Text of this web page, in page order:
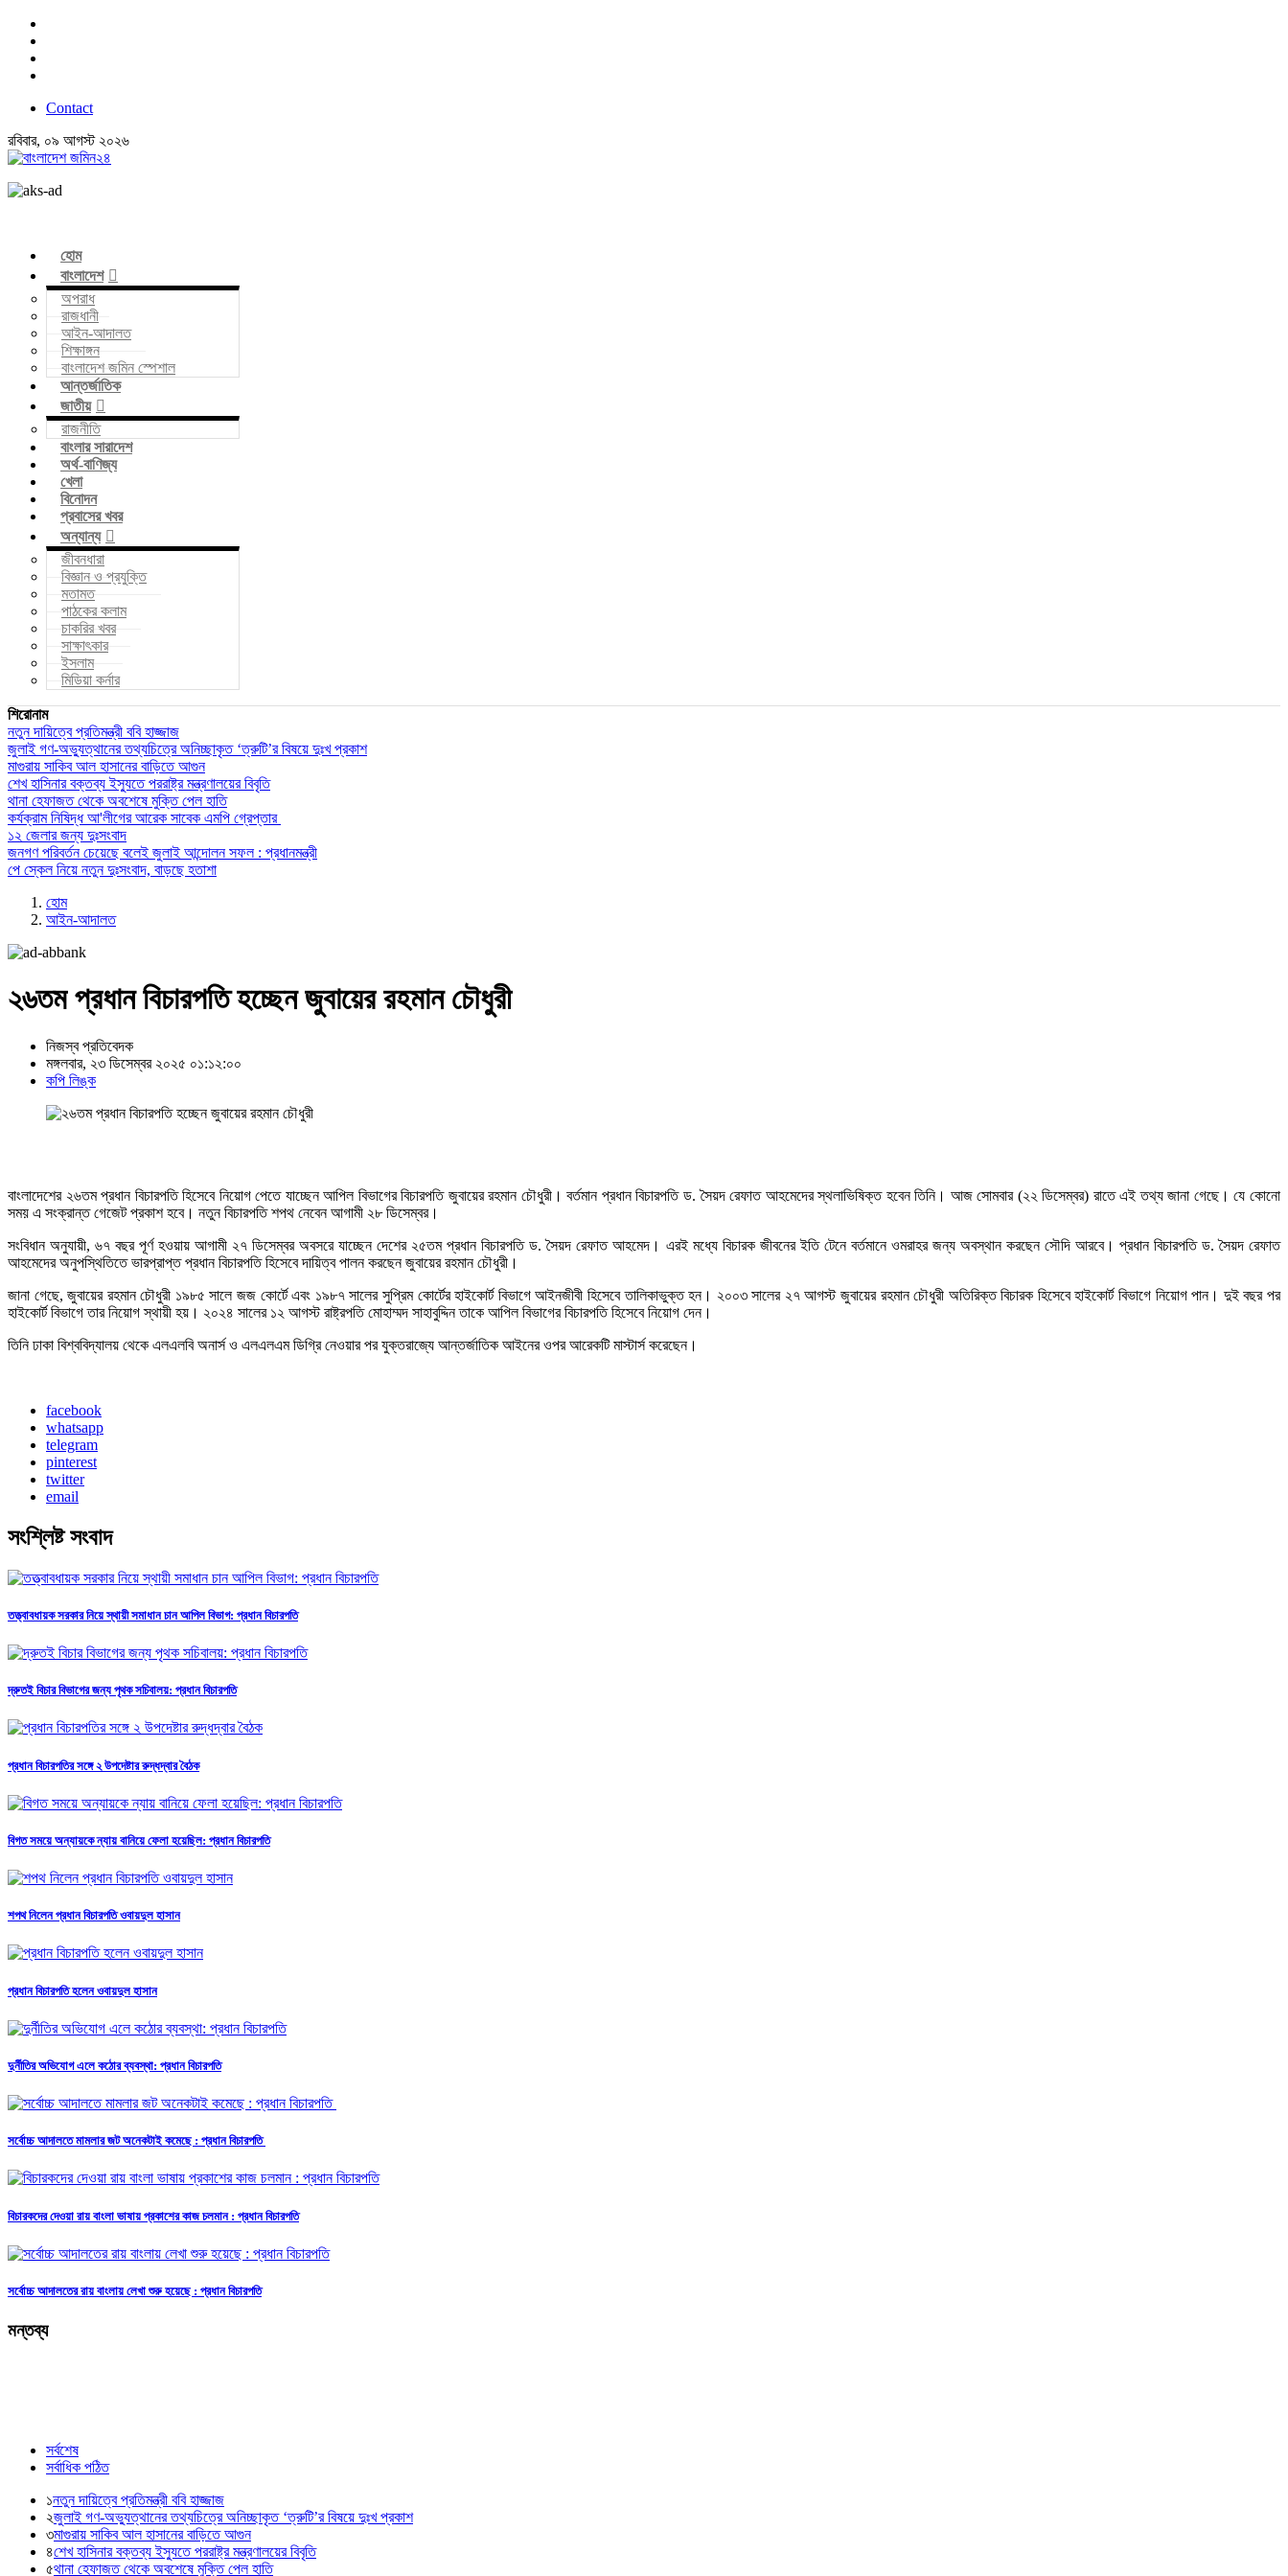
Contact
রবিবার, ০৯ আগস্ট ২০২৬
হোম
বাংলাদেশ
অপরাধ
রাজধানী
আইন-আদালত
শিক্ষাঙ্গন
বাংলাদেশ জমিন স্পেশাল
আন্তর্জাতিক
জাতীয়
রাজনীতি
বাংলার সারাদেশ
অর্থ-বাণিজ্য
খেলা
বিনোদন
প্রবাসের খবর
অন্যান্য
জীবনধারা
বিজ্ঞান ও প্রযুক্তি
মতামত
পাঠকের কলাম
চাকরির খবর
সাক্ষাৎকার
ইসলাম
মিডিয়া কর্নার
শিরোনাম
নতুন দায়িত্বে প্রতিমন্ত্রী ববি হাজ্জাজ
জুলাই গণ-অভ্যুত্থানের তথ্যচিত্রে অনিচ্ছাকৃত ‘ত্রুটি’র বিষয়ে দুঃখ প্রকাশ
মাগুরায় সাকিব আল হাসানের বাড়িতে আগুন
শেখ হাসিনার বক্তব্য ইস্যুতে পররাষ্ট্র মন্ত্রণালয়ের বিবৃতি
থানা হেফাজত থেকে অবশেষে মুক্তি পেল হাতি
কর্যক্রাম নিষিদ্ধ আ'লীগের আরেক সাবেক এমপি গ্রেপ্তার
১২ জেলার জন্য দুঃসংবাদ
জনগণ পরিবর্তন চেয়েছে বলেই জুলাই আন্দোলন সফল : প্রধানমন্ত্রী
পে স্কেল নিয়ে নতুন দুঃসংবাদ, বাড়ছে হতাশা
হোম
আইন-আদালত
২৬তম প্রধান বিচারপতি হচ্ছেন জুবায়ের রহমান চৌধুরী
নিজস্ব প্রতিবেদক
মঙ্গলবার, ২৩ ডিসেম্বর ২০২৫ ০১:১২:০০
কপি লিঙ্ক
বাংলাদেশের ২৬তম প্রধান বিচারপতি হিসেবে নিয়োগ পেতে যাচ্ছেন আপিল বিভাগের বিচারপতি জুবায়ের রহমান চৌধুরী। বর্তমান প্রধান বিচারপতি ড. সৈয়দ রেফাত আহমেদের স্থলাভিষিক্ত হবেন তিনি। আজ সোমবার (২২ ডিসেম্বর) রাতে এই তথ্য জানা গেছে। যে কোনো
সময় এ সংক্রান্ত গেজেট প্রকাশ হবে। নতুন বিচারপতি শপথ নেবেন আগামী ২৮ ডিসেম্বর।
সংবিধান অনুযায়ী, ৬৭ বছর পূর্ণ হওয়ায় আগামী ২৭ ডিসেম্বর অবসরে যাচ্ছেন দেশের ২৫তম প্রধান বিচারপতি ড. সৈয়দ রেফাত আহমেদ। এরই মধ্যে বিচারক জীবনের ইতি টেনে বর্তমানে ওমরাহর জন্য অবস্থান করছেন সৌদি আরবে। প্রধান বিচারপতি ড. সৈয়দ রেফাত
আহমেদের অনুপস্থিতিতে ভারপ্রাপ্ত প্রধান বিচারপতি হিসেবে দায়িত্ব পালন করছেন জুবায়ের রহমান চৌধুরী।
জানা গেছে, জুবায়ের রহমান চৌধুরী ১৯৮৫ সালে জজ কোর্টে এবং ১৯৮৭ সালের সুপ্রিম কোর্টের হাইকোর্ট বিভাগে আইনজীবী হিসেবে তালিকাভুক্ত হন। ২০০৩ সালের ২৭ আগস্ট জুবায়ের রহমান চৌধুরী অতিরিক্ত বিচারক হিসেবে হাইকোর্ট বিভাগে নিয়োগ পান। দুই বছর পর
হাইকোর্ট বিভাগে তার নিয়োগ স্থায়ী হয়। ২০২৪ সালের ১২ আগস্ট রাষ্ট্রপতি মোহাম্মদ সাহাবুদ্দিন তাকে আপিল বিভাগের বিচারপতি হিসেবে নিয়োগ দেন।
তিনি ঢাকা বিশ্ববিদ্যালয় থেকে এলএলবি অনার্স ও এলএলএম ডিগ্রি নেওয়ার পর যুক্তরাজ্যে আন্তর্জাতিক আইনের ওপর আরেকটি মাস্টার্স করেছেন।
facebook
whatsapp
telegram
pinterest
twitter
email
সংশ্লিষ্টসংবাদ
তত্ত্বাবধায়ক সরকার নিয়ে স্থায়ী সমাধান চান আপিল বিভাগ: প্রধান বিচারপতি
দ্রুতই বিচার বিভাগের জন্য পৃথক সচিবালয়: প্রধান বিচারপতি
প্রধান বিচারপতির সঙ্গে ২ উপদেষ্টার রুদ্ধদ্বার বৈঠক
বিগত সময়ে অন্যায়কে ন্যায় বানিয়ে ফেলা হয়েছিল: প্রধান বিচারপতি
শপথ নিলেন প্রধান বিচারপতি ওবায়দুল হাসান
প্রধান বিচারপতি হলেন ওবায়দুল হাসান
দুর্নীতির অভিযোগ এলে কঠোর ব্যবস্থা: প্রধান বিচারপতি
সর্বোচ্চ আদালতে মামলার জট অনেকটাই কমেছে : প্রধান বিচারপতি
বিচারকদের দেওয়া রায় বাংলা ভাষায় প্রকাশের কাজ চলমান : প্রধান বিচারপতি
সর্বোচ্চ আদালতের রায় বাংলায় লেখা শুরু হয়েছে : প্রধান বিচারপতি
মন্তব্য
সর্বশেষ
সর্বাধিক পঠিত
১নতুন দায়িত্বে প্রতিমন্ত্রী ববি হাজ্জাজ
২জুলাই গণ-অভ্যুত্থানের তথ্যচিত্রে অনিচ্ছাকৃত ‘ত্রুটি’র বিষয়ে দুঃখ প্রকাশ
৩মাগুরায় সাকিব আল হাসানের বাড়িতে আগুন
৪শেখ হাসিনার বক্তব্য ইস্যুতে পররাষ্ট্র মন্ত্রণালয়ের বিবৃতি
৫থানা হেফাজত থেকে অবশেষে মুক্তি পেল হাতি